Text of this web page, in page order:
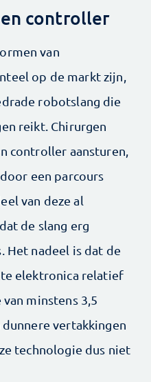
controller
van
op de markt zijn,
robotslang die
reikt. Chirurgen
controller aansturen,
een parcours
van deze al
de slang erg
Het nadeel is dat de
elektronica relatief
minstens 3,5
vertakkingen
technologie dus niet